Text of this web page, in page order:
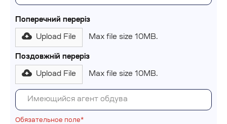
Поперечний переріз
Upload File Max file size 10MB.
Поздовжній переріз
Upload File Max file size 10MB.
Обязательное поле*